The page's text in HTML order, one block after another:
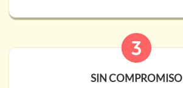
SIN COMPROMISO